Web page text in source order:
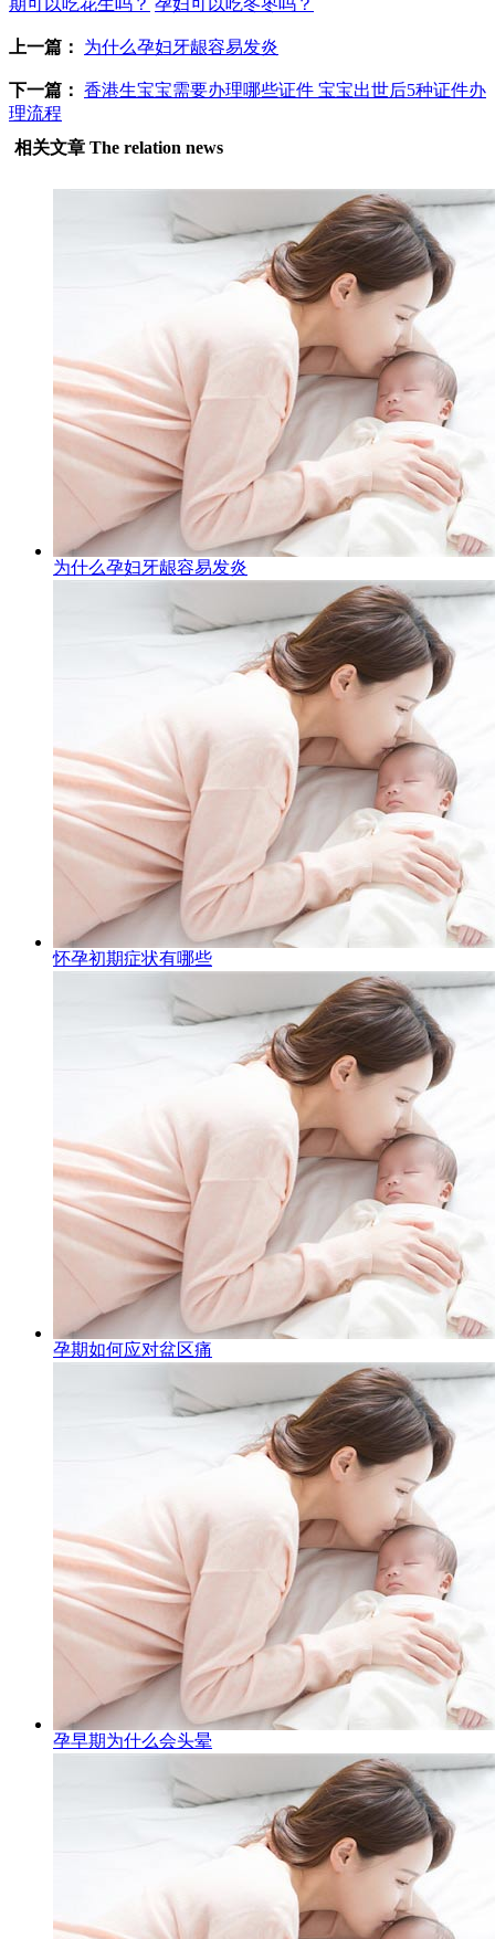
上一篇： 为什么孕妇牙龈容易发炎
下一篇： 香港生宝宝需要办理哪些证件 宝宝出世后5种证件办
理流程
相关文章 The relation news
为什么孕妇牙龈容易发炎
怀孕初期症状有哪些
孕期如何应对盆区痛
孕早期为什么会头晕